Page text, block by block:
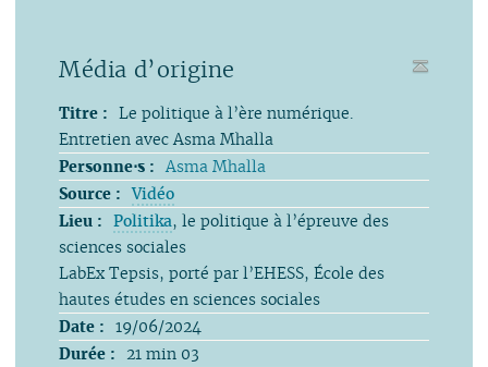
Média d’origine
Titre : Le politique à l’ère numérique.
Entretien avec Asma Mhalla
Personne⋅s : Asma Mhalla
Source : Vidéo
Lieu : Politika, le politique à l’épreuve des
sciences sociales
LabEx Tepsis, porté par l’EHESS, École des
hautes études en sciences sociales
Date : 19/06/2024
Durée :
21 min 03